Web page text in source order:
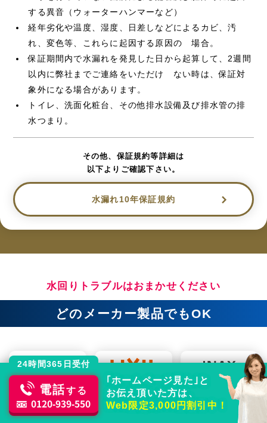
する異音（ウォーターハンマーなど）
経年劣化や温度、湿度、日差しなどによるカビ、汚
れ、変色等、これらに起因する原因の 場合。
保証期間内で水漏れを発見した日から起算して、2週間
以内に弊社までご連絡をいただけ ない時は、保証対
象外になる場合があります。
トイレ、洗面化粧台、その他排水設備及び排水管の排
水つまり。
その他、保証規約等詳細は
以下よりご確認下さい。
水漏れ10年保証規約
水回りトラブルはおまかせください
どのメーカー製品でもOK
24時間365日受付
電話する
0120-939-550
｢ホームページ見た｣と
お伝え頂いた方は、
Web限定3,000円割引中！